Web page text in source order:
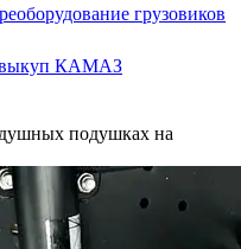
грузовиков
КАМАЗ
подушках на